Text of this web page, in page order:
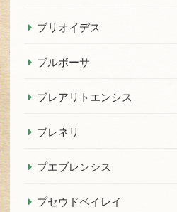
ブリオイデス
ブルボーサ
ブレアリトエンシス
ブレネリ
プエブレンシス
プセウドベイレイ